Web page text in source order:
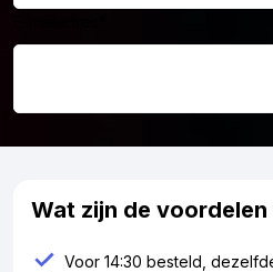
Wat zijn de voordelen
Voor 14:30 besteld,